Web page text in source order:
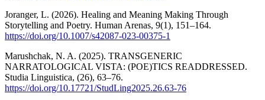
Joranger, L. (2026). Healing and Meaning Making Through
Storytelling and Poetry. Human Arenas, 9(1), 151–164.
https://doi.org/10.1007/s42087-023-00375-1
Marushchak, N. A. (2025). TRANSGENERIC
NARRATOLOGICAL VISTA: (POE)TICS READDRESSED.
Studia Linguistica, (26), 63–76.
https://doi.org/10.17721/StudLing2025.26.63-76